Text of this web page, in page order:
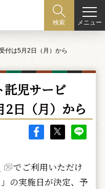
検索 メニュー
付は5月2日（月）から
児サービ
2日（月）から
でご利用いただけ
の実施日が決定、予